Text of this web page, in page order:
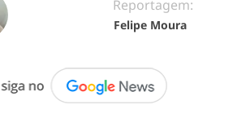
Reportagem:
Felipe Moura